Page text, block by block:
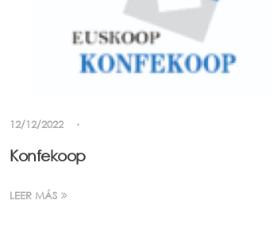
12/12/2022
Konfekoop
LEER MÁS